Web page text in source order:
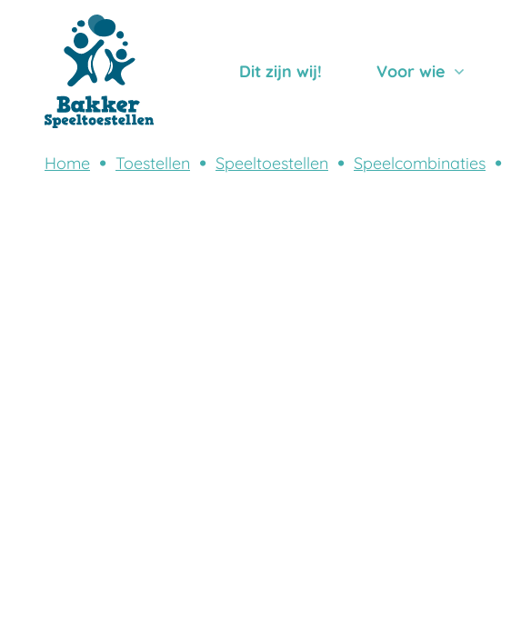
Dit zijn wij! Voor wie
Home Toestellen Speeltoestellen Speelcombinaties